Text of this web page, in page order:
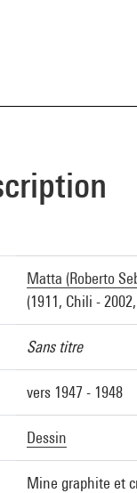
Matta (Roberto
(1911, Chili -
Sans titre
vers 1947 - 1948
Dessin
Mine graphite et